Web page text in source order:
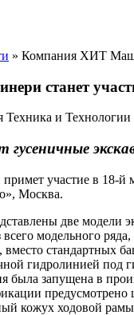
» Компания ХИТ
станет
гусеничные
участие в 18-й
Москва.
две
всего модельного
вместо стандартных
гидролинией под
была запущена в
предусмотрено
кожух ходовой